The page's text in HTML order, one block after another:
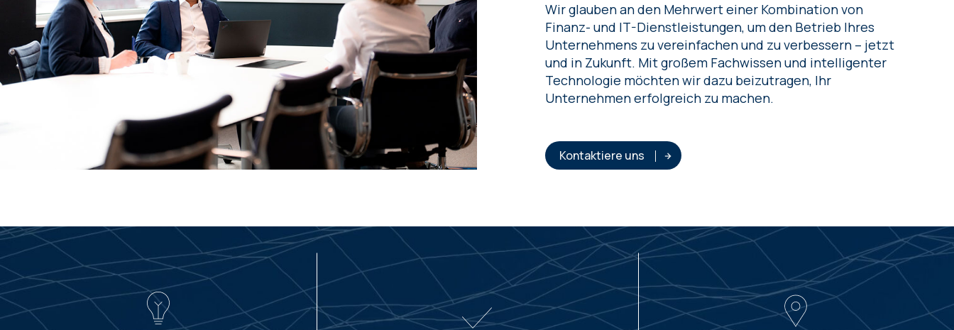
Wir glauben an den Mehrwert einer Kombination von
Finanz- und IT-Dienstleistungen, um den Betrieb Ihres
Unternehmens zu vereinfachen und zu verbessern – jetzt
und in Zukunft. Mit großem Fachwissen und intelligenter
Technologie möchten wir dazu beizutragen, Ihr
Unternehmen erfolgreich zu machen.
Kontaktiere uns